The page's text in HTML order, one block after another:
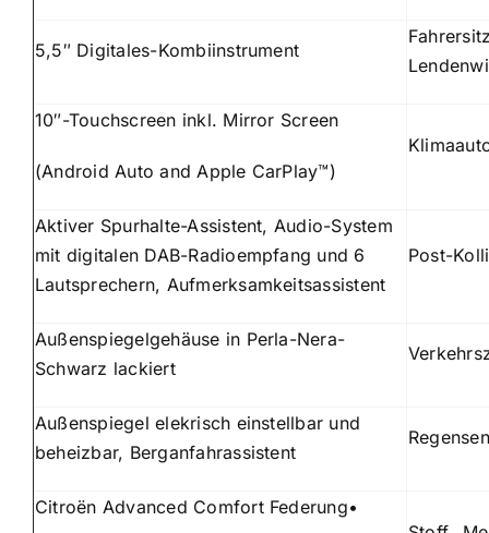
5,5″ Digitales-Kombiinstrument
10″-Touchscreen inkl. Mirror Screen
(Android Auto and Apple CarPlay™)
Aktiver Spurhalte-Assistent, Audio-System
mit digitalen DAB-Radioempfang und 6
Lautsprechern, Aufmerksamkeitsassistent
Post-
Außenspiegelgehäuse in Perla-Nera-
Schwarz lackiert
Außenspiegel elekrisch einstellbar und
beheizbar, Berganfahrassistent
Citroën Advanced Comfort Federung•